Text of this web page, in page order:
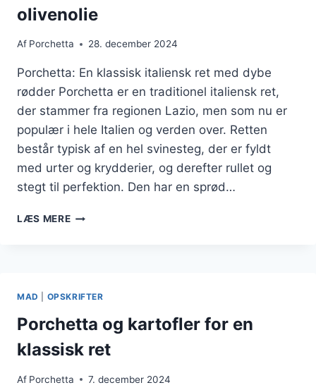
olivenolie
Af Porchetta 28. december 2024
Porchetta: En klassisk italiensk ret med dybe
rødder Porchetta er en traditionel italiensk ret,
der stammer fra regionen Lazio, men som nu er
populær i hele Italien og verden over. Retten
består typisk af en hel svinesteg, der er fyldt
med urter og krydderier, og derefter rullet og
stegt til perfektion. Den har en sprød…
LÆS MEREPORCHETTA
MAD OPSKRIFTER
Porchetta og kartofler for en
klassisk ret
Af Porchetta 7. december 2024